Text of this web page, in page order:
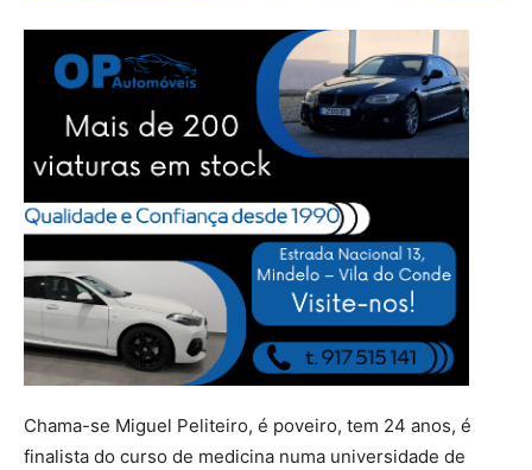
Chama-se Miguel Peliteiro, é poveiro, tem 24 anos, é
finalista do curso de medicina numa universidade de